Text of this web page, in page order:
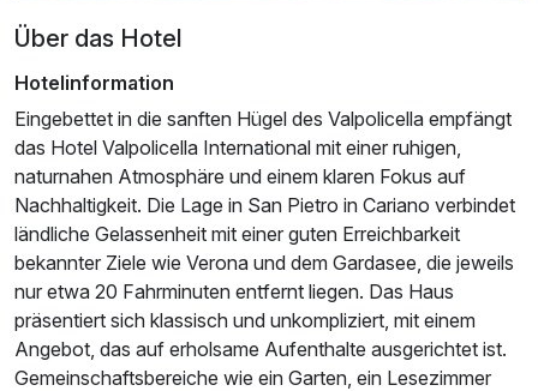
Über das Hotel
Hotelinformation
Eingebettet in die sanften Hügel des Valpolicella empfängt
das Hotel Valpolicella International mit einer ruhigen,
naturnahen Atmosphäre und einem klaren Fokus auf
Nachhaltigkeit. Die Lage in San Pietro in Cariano verbindet
ländliche Gelassenheit mit einer guten Erreichbarkeit
bekannter Ziele wie Verona und dem Gardasee, die jeweils
nur etwa 20 Fahrminuten entfernt liegen. Das Haus
präsentiert sich klassisch und unkompliziert, mit einem
Angebot, das auf erholsame Aufenthalte ausgerichtet ist.
Gemeinschaftsbereiche wie ein Garten, ein Lesezimmer